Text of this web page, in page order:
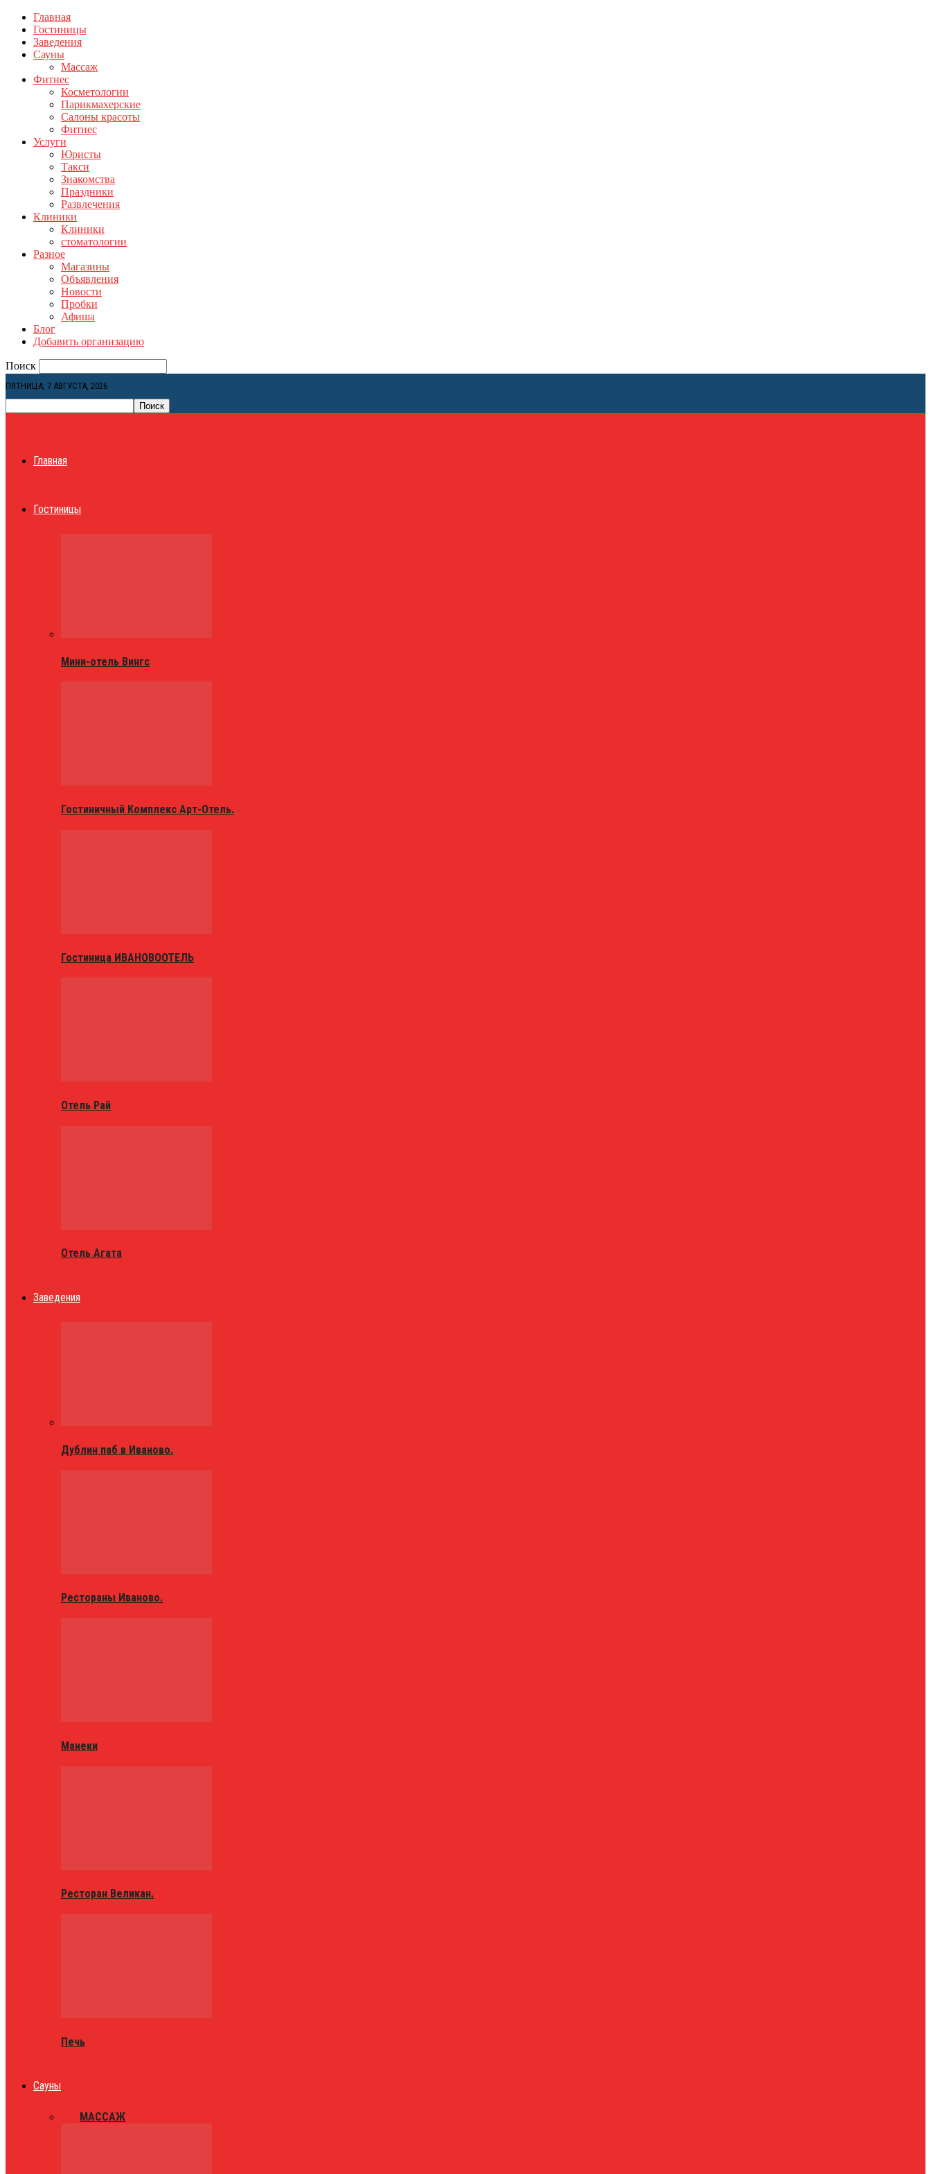
Главная
Гостиницы
Заведения
Сауны
Массаж
Фитнес
Косметологии
Парикмахерские
Салоны красоты
Фитнес
Услуги
Юристы
Такси
Знакомства
Праздники
Развлечения
Клиники
Клиники
стоматологии
Разное
Магазины
Объявления
Новости
Пробки
Афиша
Блог
Добавить организацию
Поиск
ПЯТНИЦА, 7 АВГУСТА, 2026
Главная
Гостиницы
Мини-отель Вингс
Гостиничный Комплекс Арт-Отель.
Гостиница ИВАНОВООТЕЛЬ
Отель Рай
Отель Агата
Заведения
Дублин паб в Иваново.
Рестораны Иваново.
Манеки
Ресторан Великан.
Печь
Сауны
МАССАЖ